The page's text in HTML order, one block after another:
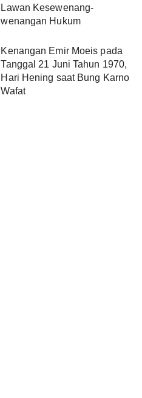
Lawan Kesewenang-
wenangan Hukum
Kenangan Emir Moeis pada
Tanggal 21 Juni Tahun 1970,
Hari Hening saat Bung Karno
Wafat